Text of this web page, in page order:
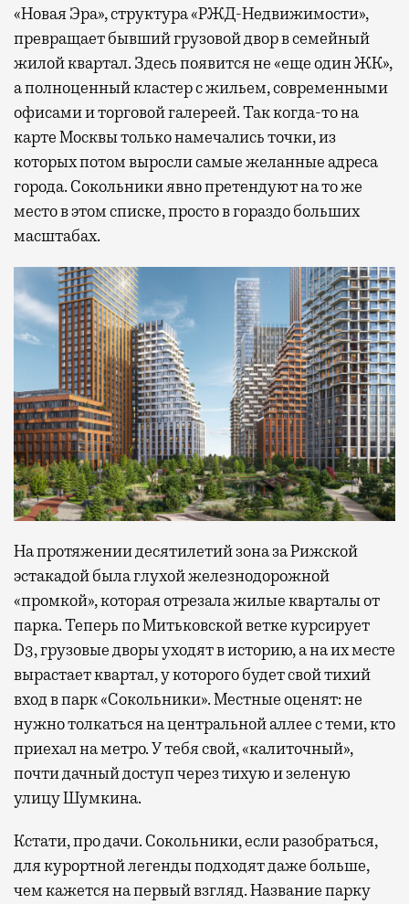
«Новая Эра», структура «РЖД-Недвижимости»,
превращает бывший грузовой двор в семейный
жилой квартал. Здесь появится не «еще один ЖК»,
а полноценный кластер с жильем, современными
офисами и торговой галереей. Так когда-то на
карте Москвы только намечались точки, из
которых потом выросли самые желанные адреса
города. Сокольники явно претендуют на то же
место в этом списке, просто в гораздо больших
масштабах.
На протяжении десятилетий зона за Рижской
эстакадой была глухой железнодорожной
«промкой», которая отрезала жилые кварталы от
парка. Теперь по Митьковской ветке курсирует
D3, грузовые дворы уходят в историю, а на их месте
вырастает квартал, у которого будет свой тихий
вход в парк «Сокольники». Местные оценят: не
нужно толкаться на центральной аллее с теми, кто
приехал на метро. У тебя свой, «калиточный»,
почти дачный доступ через тихую и зеленую
улицу Шумкина.
Кстати, про дачи. Сокольники, если разобраться,
для курортной легенды подходят даже больше,
чем кажется на первый взгляд. Название парку